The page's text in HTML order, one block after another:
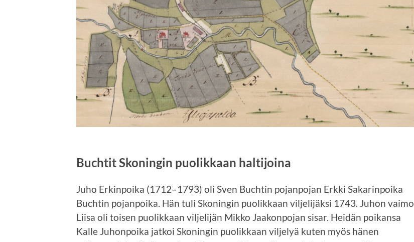
Buchtit Skoningin puolikkaan haltijoina
Juho Erkinpoika (1712–1793) oli Sven Buchtin pojanpojan Erkki Sakarinpoika
Buchtin pojanpoika. Hän tuli Skoningin puolikkaan viljelijäksi 1743. Juhon vaimo
Liisa oli toisen puolikkaan viljelijän Mikko Jaakonpojan sisar. Heidän poikansa
Kalle Juhonpoika jatkoi Skoningin puolikkaan viljelyä kuten myös hänen